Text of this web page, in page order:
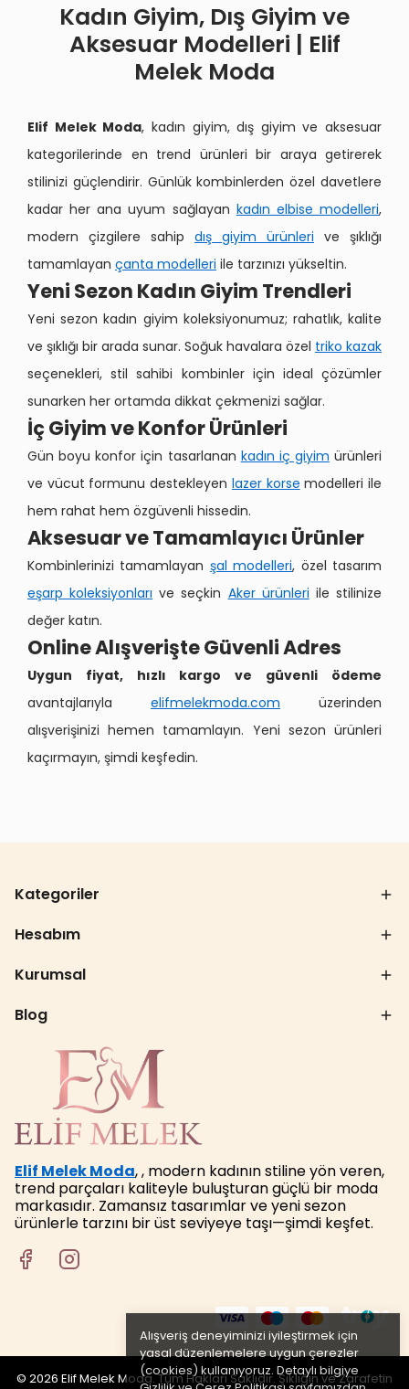
Alışveriş deneyiminizi iyileştirmek için
yasal düzenlemelere uygun çerezler
(cookies) kullanıyoruz. Detaylı bilgiye
Kadın Giyim, Dış Giyim ve
Aksesuar Modelleri | Elif
Melek Moda
Elif Melek Moda, kadın giyim, dış giyim ve aksesuar
kategorilerinde en trend ürünleri bir araya getirerek
stilinizi güçlendirir. Günlük kombinlerden özel davetlere
kadar her ana uyum sağlayan kadın elbise modelleri,
modern çizgilere sahip dış giyim ürünleri ve şıklığı
tamamlayan çanta modelleri ile tarzınızı yükseltin.
Yeni Sezon Kadın Giyim Trendleri
Yeni sezon kadın giyim koleksiyonumuz; rahatlık, kalite
ve şıklığı bir arada sunar. Soğuk havalara özel triko kazak
seçenekleri, stil sahibi kombinler için ideal çözümler
sunarken her ortamda dikkat çekmenizi sağlar.
İç Giyim ve Konfor Ürünleri
Gün boyu konfor için tasarlanan kadın iç giyim ürünleri
ve vücut formunu destekleyen lazer korse modelleri ile
hem rahat hem özgüvenli hissedin.
Aksesuar ve Tamamlayıcı Ürünler
Kombinlerinizi tamamlayan şal modelleri, özel tasarım
eşarp koleksiyonları ve seçkin Aker ürünleri ile stilinize
değer katın.
Online Alışverişte Güvenli Adres
Uygun fiyat, hızlı kargo ve güvenli ödeme
avantajlarıyla elifmelekmoda.com üzerinden
alışverişinizi hemen tamamlayın. Yeni sezon ürünleri
kaçırmayın, şimdi keşfedin.
Kategoriler
Hesabım
Kurumsal
Blog
Elif Melek Moda, , modern kadının stiline yön veren,
trend parçaları kaliteyle buluşturan güçlü bir moda
markasıdır. Zamansız tasarımlar ve yeni sezon
ürünlerle tarzını bir üst seviyeye taşı—şimdi keşfet.
© 2026 Elif Melek Moda. Tüm Hakları Saklıdır. Şıklığın ve Zarafetin